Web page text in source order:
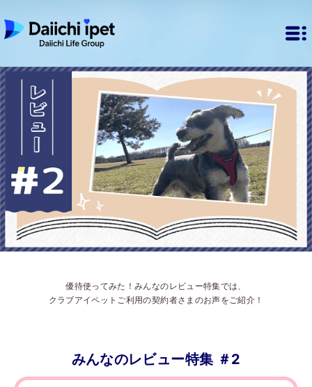
優待使ってみた！みんなのレビュー特集では、
クラブアイペットご利用の契約者さまのお声をご紹介！
みんなのレビュー特集 ＃2